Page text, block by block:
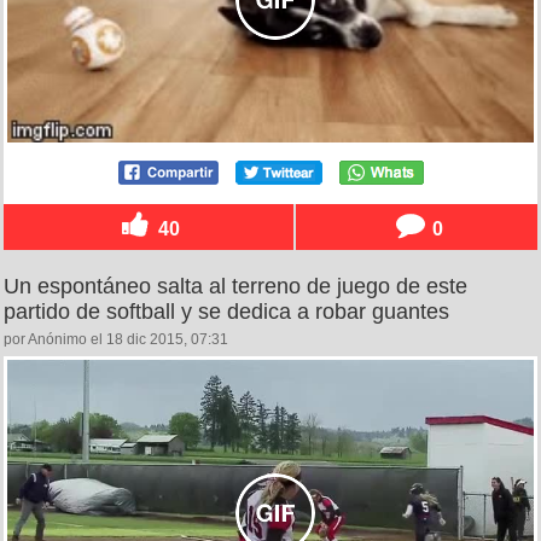
40 0
Un espontáneo salta al terreno de juego de este
partido de softball y se dedica a robar guantes
por Anónimo el 18 dic 2015, 07:31